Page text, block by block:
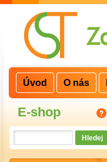
E-shop
Úvod O nás